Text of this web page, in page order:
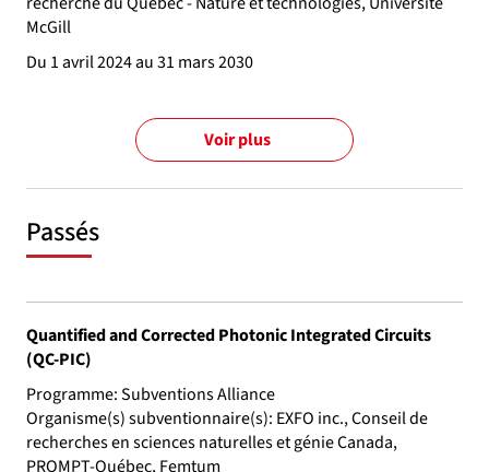
McGill
Du 1 avril 2024 au 31 mars 2030
Voir plus
Passés
Quantified and Corrected Photonic Integrated Circuits
(QC-PIC)
Programme: Subventions Alliance
Organisme(s) subventionnaire(s): EXFO inc., Conseil de
recherches en sciences naturelles et génie Canada,
PROMPT-Québec, Femtum